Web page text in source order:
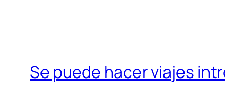
Se puede hacer viajes